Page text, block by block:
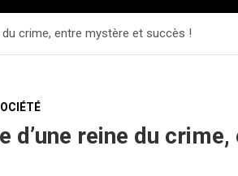
du crime, entre mystère et succès !
d’une reine du